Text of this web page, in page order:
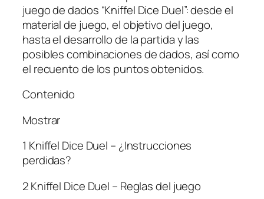
juego de dados “Kniffel Dice Duel”: desde el
material de juego, el objetivo del juego,
hasta el desarrollo de la partida y las
posibles combinaciones de dados, así como
el recuento de los puntos obtenidos.
Contenido
Mostrar
1 Kniffel Dice Duel – ¿Instrucciones
perdidas?
2 Kniffel Dice Duel – Reglas del juego